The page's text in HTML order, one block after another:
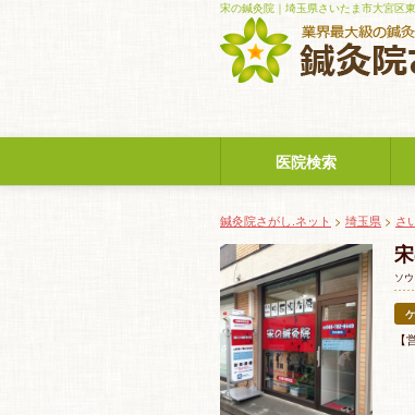
宋の鍼灸院｜埼玉県さいたま市大宮区
医院検索
鍼灸院さがし.ネット > 埼玉県 > さ
ソ